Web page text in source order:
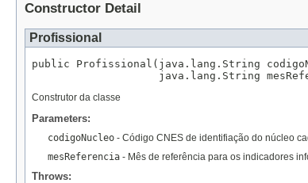
Constructor Detail
Profissional
public Profissional(java.lang.String
java.lang.String
Construtor da classe
Parameters:
codigoNucleo - Código CNES de identifiação do núcleo
mesReferencia - Mês de referência para os indicadores
Throws: